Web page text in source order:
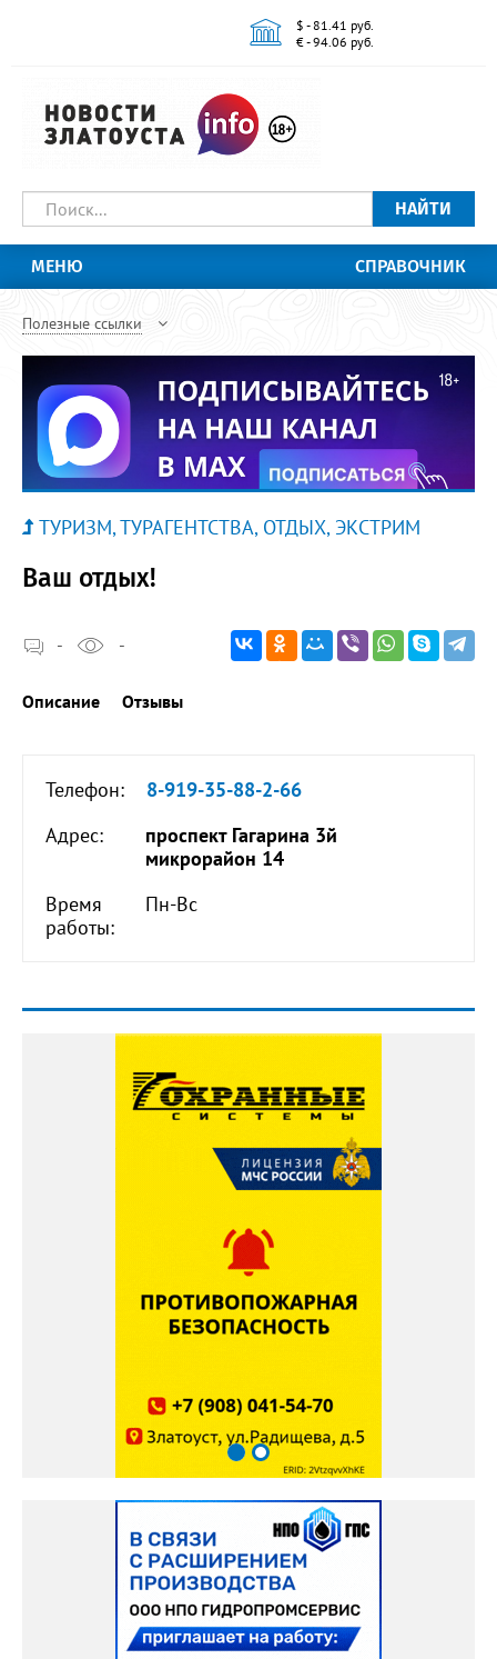
$ - 81.41 руб.
€ - 94.06 руб.
НАЙТИ
МЕНЮ СПРАВОЧНИК
Полезные ссылки
ТУРИЗМ, ТУРАГЕНТСТВА, ОТДЫХ, ЭКСТРИМ
Ваш отдых!
- -
Описание Отзывы
Телефон:
8-919-35-88-2-66
Адрес:
проспект Гагарина 3й
микрорайон 14
Время
работы:
Пн-Вс